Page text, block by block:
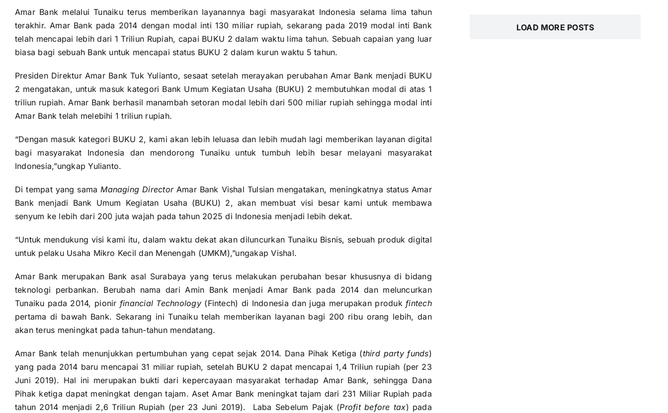
Amar Bank melalui Tunaiku terus memberikan layanannya bagi masyarakat Indonesia selama lima tahun
terakhir. Amar Bank pada 2014 dengan modal inti 130 miliar rupiah, sekarang pada 2019 modal inti Bank
telah mencapai lebih dari 1 Triliun Rupiah, capai BUKU 2 dalam waktu lima tahun. Sebuah capaian yang luar
biasa bagi sebuah Bank untuk mencapai status BUKU 2 dalam kurun waktu 5 tahun.
Presiden Direktur Amar Bank Tuk Yulianto, sesaat setelah merayakan perubahan Amar Bank menjadi BUKU
2 mengatakan, untuk masuk kategori Bank Umum Kegiatan Usaha (BUKU) 2 membutuhkan modal di atas 1
triliun rupiah. Amar Bank berhasil manambah setoran modal lebih dari 500 miliar rupiah sehingga modal inti
Amar Bank telah melebihi 1 triliun rupiah.
“Dengan masuk kategori BUKU 2, kami akan lebih leluasa dan lebih mudah lagi memberikan layanan digital
bagi masyarakat Indonesia dan mendorong Tunaiku untuk tumbuh lebih besar melayani masyarakat
Indonesia,”ungkap Yulianto.
Di tempat yang samaManaging DirectorAmar Bank Vishal Tulsian mengatakan, meningkatnya status Amar
Bank menjadi Bank Umum Kegiatan Usaha (BUKU) 2, akan membuat visi besar kami untuk membawa
senyum ke lebih dari 200 juta wajah pada tahun 2025 di Indonesia menjadi lebih dekat.
“Untuk mendukung visi kami itu, dalam waktu dekat akan diluncurkan Tunaiku Bisnis, sebuah produk digital
untuk pelaku Usaha Mikro Kecil dan Menengah (UMKM),”ungakap Vishal.
Amar Bank merupakan Bank asal Surabaya yang terus melakukan perubahan besar khususnya di bidang
teknologi perbankan. Berubah nama dari Amin Bank menjadi Amar Bank pada 2014 dan meluncurkan
Tunaiku pada 2014, pionir financial Technology(Fintech) di Indonesia dan juga merupakan produkfintech
pertama di bawah Bank. Sekarang ini Tunaiku telah memberikan layanan bagi 200 ribu orang lebih, dan
akan terus meningkat pada tahun-tahun mendatang.
Amar Bank telah menunjukkan pertumbuhan yang cepat sejak 2014. Dana Pihak Ketiga (third party funds)
yang pada 2014 baru mencapai 31 miliar rupiah, setelah BUKU 2 dapat mencapai 1,4 Triliun rupiah (per 23
Juni 2019). Hal ini merupakan bukti dari kepercayaan masyarakat terhadap Amar Bank, sehingga Dana
Pihak ketiga dapat meningkat dengan tajam. Aset Amar Bank meningkat tajam dari 231 Miliar Rupiah pada
tahun 2014 menjadi 2,6 Triliun Rupiah (per 23 Juni 2019). Laba Sebelum Pajak (Profit before tax) pada
LOAD MORE POSTS